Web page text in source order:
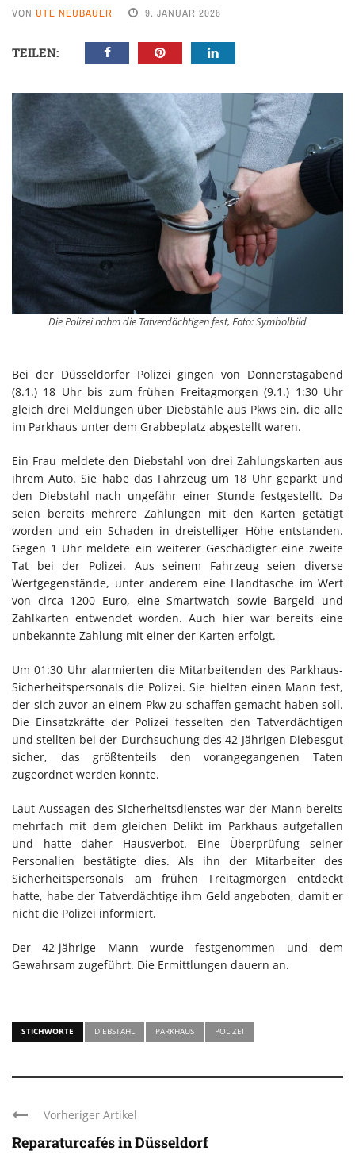
VON UTE NEUBAUER 9. JANUAR 2026
TEILEN:
Die Polizei nahm die Tatverdächtigen fest, Foto: Symbolbild
Bei der Düsseldorfer Polizei gingen von Donnerstagabend
(8.1.) 18 Uhr bis zum frühen Freitagmorgen (9.1.) 1:30 Uhr
gleich drei Meldungen über Diebstähle aus Pkws ein, die alle
im Parkhaus unter dem Grabbeplatz abgestellt waren.
Ein Frau meldete den Diebstahl von drei Zahlungskarten aus
ihrem Auto. Sie habe das Fahrzeug um 18 Uhr geparkt und
den Diebstahl nach ungefähr einer Stunde festgestellt. Da
seien bereits mehrere Zahlungen mit den Karten getätigt
worden und ein Schaden in dreistelliger Höhe entstanden.
Gegen 1 Uhr meldete ein weiterer Geschädigter eine zweite
Tat bei der Polizei. Aus seinem Fahrzeug seien diverse
Wertgegenstände, unter anderem eine Handtasche im Wert
von circa 1200 Euro, eine Smartwatch sowie Bargeld und
Zahlkarten entwendet worden. Auch hier war bereits eine
unbekannte Zahlung mit einer der Karten erfolgt.
Um 01:30 Uhr alarmierten die Mitarbeitenden des Parkhaus-
Sicherheitspersonals die Polizei. Sie hielten einen Mann fest,
der sich zuvor an einem Pkw zu schaffen gemacht haben soll.
Die Einsatzkräfte der Polizei fesselten den Tatverdächtigen
und stellten bei der Durchsuchung des 42-Jährigen Diebesgut
sicher, das größtenteils den vorangegangenen Taten
zugeordnet werden konnte.
Laut Aussagen des Sicherheitsdienstes war der Mann bereits
mehrfach mit dem gleichen Delikt im Parkhaus aufgefallen
und hatte daher Hausverbot. Eine Überprüfung seiner
Personalien bestätigte dies. Als ihn der Mitarbeiter des
Sicherheitspersonals am frühen Freitagmorgen entdeckt
hatte, habe der Tatverdächtige ihm Geld angeboten, damit er
nicht die Polizei informiert.
Der 42-jährige Mann wurde festgenommen und dem
Gewahrsam zugeführt. Die Ermittlungen dauern an.
STICHWORTE DIEBSTAHL PARKHAUS POLIZEI
Vorheriger Artikel
Reparaturcafés in Düsseldorf